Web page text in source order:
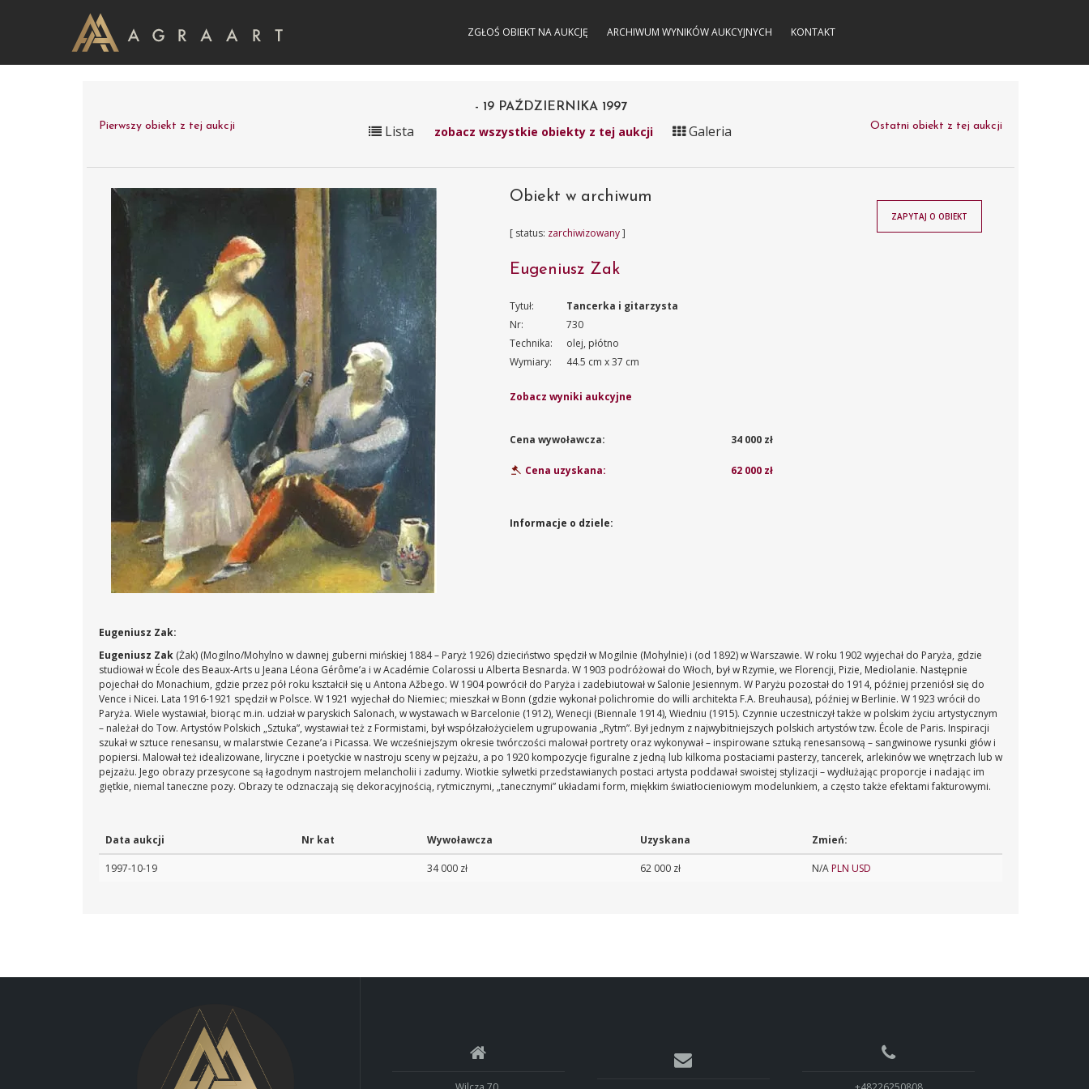
ZGŁOŚ OBIEKT NA AUKCJĘ ARCHIWUM WYNIKÓW AUKCYJNYCH KONTAKT
Pierwszy obiekt z tej aukcji
- 19 PAŹDZIERNIKA 1997
Lista zobacz wszystkie obiekty z tej aukcji Galeria Ostatni obiekt z tej aukcji
Obiekt w archiwum
[ status: zarchiwizowany]
Eugeniusz Zak
Tytuł:
Tancerka i gitarzysta
Nr:
730
Technika:
olej, płótno
Wymiary:
44.5 cm x 37 cm
Zobacz wyniki aukcyjne
Cena wywoławcza: 34 000 zł
Cena uzyskana: 62 000 zł
ZAPYTAJ O OBIEKT
Informacje o dziele:
Eugeniusz Zak:
Eugeniusz Zak (Żak) (Mogilno/Mohylno w dawnej guberni mińskiej 1884 – Paryż 1926) dzieciństwo spędził w Mogilnie (Mohylnie) i (od 1892) w Warszawie. W roku 1902 wyjechał do Paryża, gdzie
studiował w École des Beaux-Arts u Jeana Léona Gérôme’a i w Académie Colarossi u Alberta Besnarda. W 1903 podróżował do Włoch, był w Rzymie, we Florencji, Pizie, Mediolanie. Następnie
pojechał do Monachium, gdzie przez pół roku kształcił się u Antona Ažbego. W 1904 powrócił do Paryża i zadebiutował w Salonie Jesiennym. W Paryżu pozostał do 1914, później przeniósł się do
Vence i Nicei. Lata 1916-1921 spędził w Polsce. W 1921 wyjechał do Niemiec; mieszkał w Bonn (gdzie wykonał polichromie do willi architekta F.A. Breuhausa), później w Berlinie. W 1923 wrócił do
Paryża. Wiele wystawiał, biorąc m.in. udział w paryskich Salonach, w wystawach w Barcelonie (1912), Wenecji (Biennale 1914), Wiedniu (1915). Czynnie uczestniczył także w polskim życiu artystycznym
– należał do Tow. Artystów Polskich „Sztuka”, wystawiał też z Formistami, był współzałożycielem ugrupowania „Rytm”. Był jednym z najwybitniejszych polskich artystów tzw. École de Paris. Inspiracji
szukał w sztuce renesansu, w malarstwie Cezane’a i Picassa. We wcześniejszym okresie twórczości malował portrety oraz wykonywał – inspirowane sztuką renesansową – sangwinowe rysunki głów i
popiersi. Malował też idealizowane, liryczne i poetyckie w nastroju sceny w pejzażu, a po 1920 kompozycje figuralne z jedną lub kilkoma postaciami pasterzy, tancerek, arlekinów we wnętrzach lub w
pejzażu. Jego obrazy przesycone są łagodnym nastrojem melancholii i zadumy. Wiotkie sylwetki przedstawianych postaci artysta poddawał swoistej stylizacji – wydłużając proporcje i nadając im
giętkie, niemal taneczne pozy. Obrazy te odznaczają się dekoracyjnością, rytmicznymi, „tanecznymi” układami form, miękkim światłocieniowym modelunkiem, a często także efektami fakturowymi.
Data aukcji Nr kat Wywoławcza Uzyskana Zmień:
1997-10-19 34 000 zł 62 000 zł N/APLN USD